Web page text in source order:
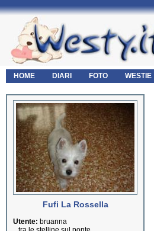
HOME DIARI FOTO WESTIE
Fufi La Rossella
Utente: bruanna